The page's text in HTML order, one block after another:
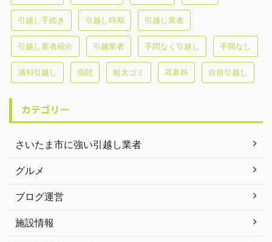
引越し手続き 引越し時期 引越し業者
引越し業者紹介 引越業者 手間なく引越し 手間なし
浦和引越し 病院 粗大ゴミ 耳鼻科 自前引越し
カテゴリー
さいたま市に強い引越し業者
グルメ
ブログ運営
施設情報